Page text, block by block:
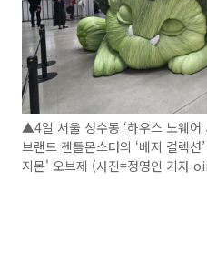
▲4일 서울 성수동 ‘하우스 노웨어
브랜드 젠틀몬스터의 ‘베지 컬렉
지몬' 오브제 (사진=정영인 기자